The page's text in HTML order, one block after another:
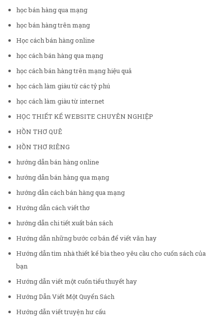
học bán hàng qua mạng
học bán hàng trên mạng
Học cách bán hàng online
học cách bán hàng qua mạng
học cách bán hàng trên mạng hiệu quả
học cách làm giàu từ các tỷ phú
học cách làm giàu từ internet
HỌC THIẾT KẾ WEBSITE CHUYÊN NGHIỆP
HỒN THƠ QUÊ
HỒN THƠ RIÊNG
hướng dẫn bán hàng online
hướng dẫn bán hàng qua mạng
hướng dẫn cách bán hàng qua mạng
Hướng dẫn cách viết thơ
hướng dẫn chi tiết xuất bản sách
Hướng dẫn những bước cơ bản để viết văn hay
Hướng dẫn tìm nhà thiết kế bìa theo yêu cầu cho cuốn sách của
bạn
Hướng dẫn viết một cuốn tiểu thuyết hay
Hướng Dẫn Viết Một Quyển Sách
Hướng dẫn viết truyện hư cấu